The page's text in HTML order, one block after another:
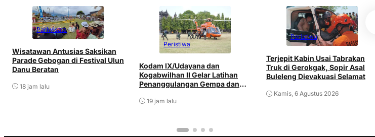
Pariwisata
Wisatawan Antusias Saksikan
Parade Gebogan di Festival Ulun
Danu Beratan
18 jam lalu
Peristiwa
Kodam IX/Udayana dan
Kogabwilhan II Gelar Latihan
Penanggulangan Gempa dan
19 jam lalu
Peristiwa
Terjepit Kabin Usai Tabrakan
Truk di Gerokgak, Sopir Asal
Buleleng Dievakuasi Selamat
Kamis, 6 Agustus 2026